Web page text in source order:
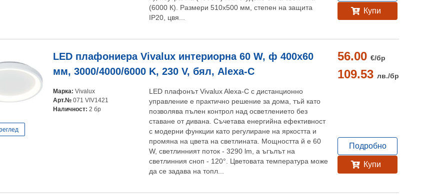
(6000 К). Размери 510х500 мм, степен на защита
IP20, цвя...
Купи
LED плафониера Vivalux интериорна 60 W, ф 400х60
мм, 3000/4000/6000 K, 230 V, бял, Alexa-C
Марка: Vivalux
Арт.№ 071 VIV1421
Наличност: 2 бр
LED плафонът Vivalux Alexa-C с дистанционно
управление е практично решение за дома, тъй като
позволява пълен контрол над осветлението без
ставане от дивана. Съчетава енергийна ефективност
с модерни функции като регулиране на яркостта и
промяна на цвета на светлината. Мощността й е 60
W, светлинният поток - 3290 lm, а ъгълът на
светлинния сноп - 120°. Цветовата температура може
да се задава на топл...
56.00 €/бр
109.53 лв./бр
Подробно
Купи